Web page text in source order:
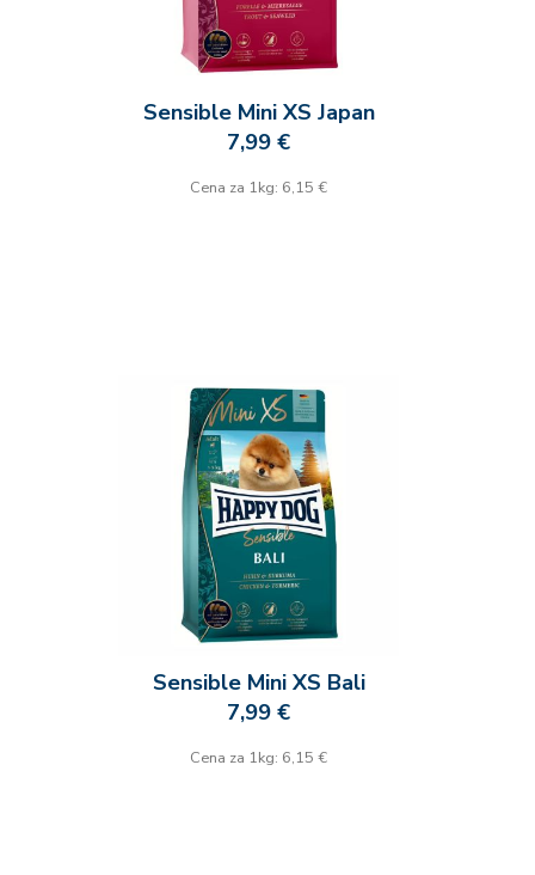
Sensible Mini XS Japan
7,99 €
Cena za 1kg: 6,15 €
Sensible Mini XS Bali
7,99 €
Cena za 1kg: 6,15 €